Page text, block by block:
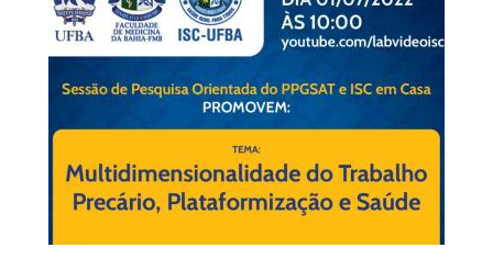
o
2º
Comandos
de
nas
Rodovias